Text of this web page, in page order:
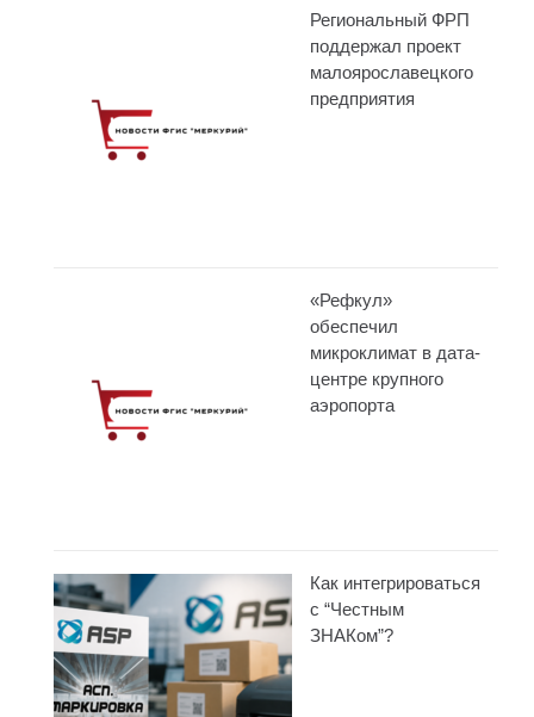
Региональный ФРП
поддержал проект
малоярославецкого
предприятия
«Рефкул»
обеспечил
микроклимат в дата-
центре крупного
аэропорта
Как интегрироваться
с “Честным
ЗНАКом”?